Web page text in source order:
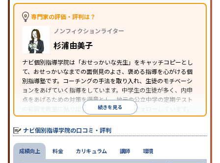
※2023年3月調査。小学校高学年の個別指導塾アンケート調査方法を参
専門家の評価・評判は？
ノンフィクションライター
杉浦由美子
ナビ個別指導学院は「おせっかいな先生」をキャッチコピーとし
て、おせっかいなまでの面倒見のよさ、褒める指導を心がける個
別指導塾です。コーチングの手法を取り入れ、生徒のモチベーシ
ョンをあげていく指導をしています。中学生の生徒が多く、内申
点をあげるための対策を得意とし、地元の公立中学の定期テスト
の範囲を教室に貼り出すなど手厚く学習をフォローしています。
オリジナルテキストを使用しており、特に英語は各教科書に合わ
せたテキストを使った「先取り学習」で理解度を深められます。
続きを見る
ナビ個別指導学院の口コミ・評判
成績向上 料金 カリキュラム 講師 環境